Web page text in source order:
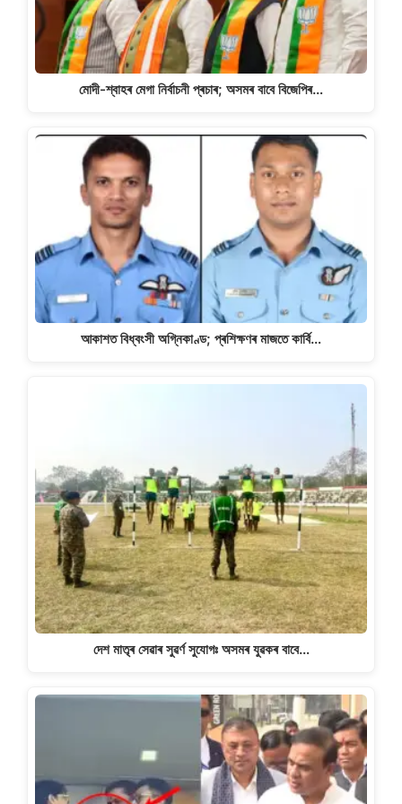
মোদী-শ্বাহৰ মেগা নিৰ্বাচনী প্ৰচাৰ; অসমৰ বাবে বিজেপিৰ…
আকাশত বিধ্বংসী অগ্নিকাণ্ড; প্ৰশিক্ষণৰ মাজতে কাৰ্বি…
দেশ মাতৃৰ সেৱাৰ সুৱৰ্ণ সুযোগঃ অসমৰ যুৱকৰ বাবে…